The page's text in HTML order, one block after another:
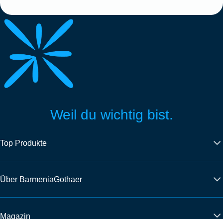
Weil du wichtig bist.
Top Produkte
Über BarmeniaGothaer
Magazin